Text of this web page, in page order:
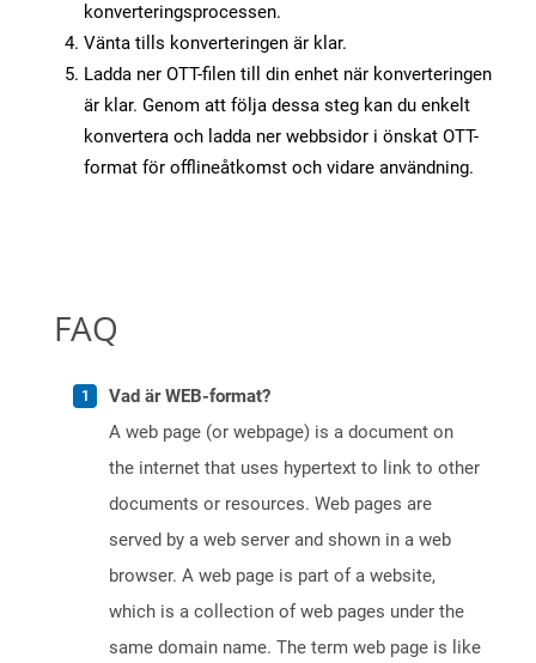
konverteringsprocessen.
Vänta tills konverteringen är klar.
Ladda ner OTT-filen till din enhet när konverteringen
är klar. Genom att följa dessa steg kan du enkelt
konvertera och ladda ner webbsidor i önskat OTT-
format för offlineåtkomst och vidare användning.
FAQ
Vad är WEB-format?
A web page (or webpage) is a document on
the internet that uses hypertext to link to other
documents or resources. Web pages are
served by a web server and shown in a web
browser. A web page is part of a website,
which is a collection of web pages under the
same domain name. The term web page is like